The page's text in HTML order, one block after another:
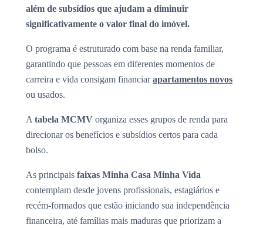
além de subsídios que ajudam a diminuir
significativamente o valor final do imóvel.
O programa é estruturado com base na renda familiar,
garantindo que pessoas em diferentes momentos de
carreira e vida consigam financiarapartamentos novos
ou usados.
A tabela MCMV organiza esses grupos de renda para
direcionar os benefícios e subsídios certos para cada
bolso.
As principais faixas Minha Casa Minha Vida
contemplam desde jovens profissionais, estagiários e
recém-formados que estão iniciando sua independência
financeira, até famílias mais maduras que priorizam a